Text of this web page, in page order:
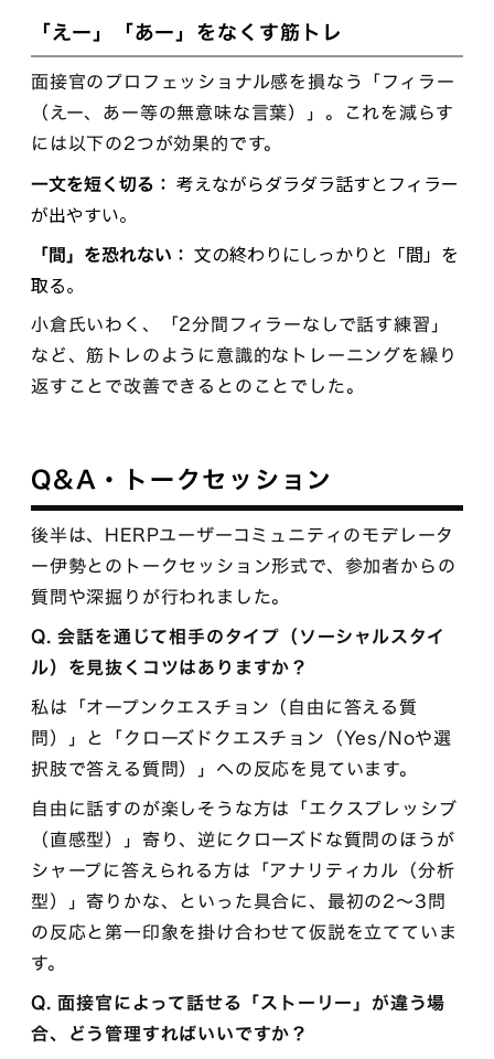
「えー」「あー」をなくす筋トレ
面接官のプロフェッショナル感を損なう「フィラー
（えー、あー等の無意味な言葉）」。これを減らす
には以下の2つが効果的です。
一文を短く切る： 考えながらダラダラ話すとフィラー
が出やすい。
「間」を恐れない： 文の終わりにしっかりと「間」を
取る。
小倉氏いわく、「2分間フィラーなしで話す練習」
など、筋トレのように意識的なトレーニングを繰り
返すことで改善できるとのことでした。
Q&A・トークセッション
後半は、HERPユーザーコミュニティのモデレータ
ー伊勢とのトークセッション形式で、参加者からの
質問や深掘りが行われました。
Q. 会話を通じて相手のタイプ（ソーシャルスタイ
ル）を見抜くコツはありますか？
私は「オープンクエスチョン（自由に答える質
問）」と「クローズドクエスチョン（Yes/Noや選
択肢で答える質問）」への反応を見ています。
自由に話すのが楽しそうな方は「エクスプレッシブ
（直感型）」寄り、逆にクローズドな質問のほうが
シャープに答えられる方は「アナリティカル（分析
型）」寄りかな、といった具合に、最初の2〜3問
の反応と第一印象を掛け合わせて仮説を立てていま
す。
Q. 面接官によって話せる「ストーリー」が違う場
合、どう管理すればいいですか？